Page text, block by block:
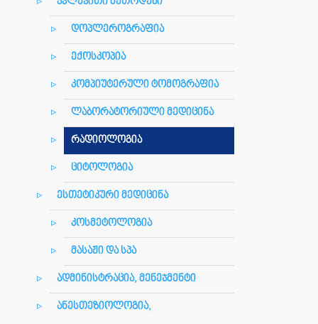
დოპლეროგრაფია
ექოსკოპია
კომპიუტერული ტომოგრაფია
ლაბორატორიული მედიცინა
რადიოლოგია
ციტოლოგია
ესთეტიკური მედიცინა
კოსმეტოლოგია
მასაჟი და სპა
ადმინისტრაცია, მენეჯმენტი
ანესთეზიოლოგია,